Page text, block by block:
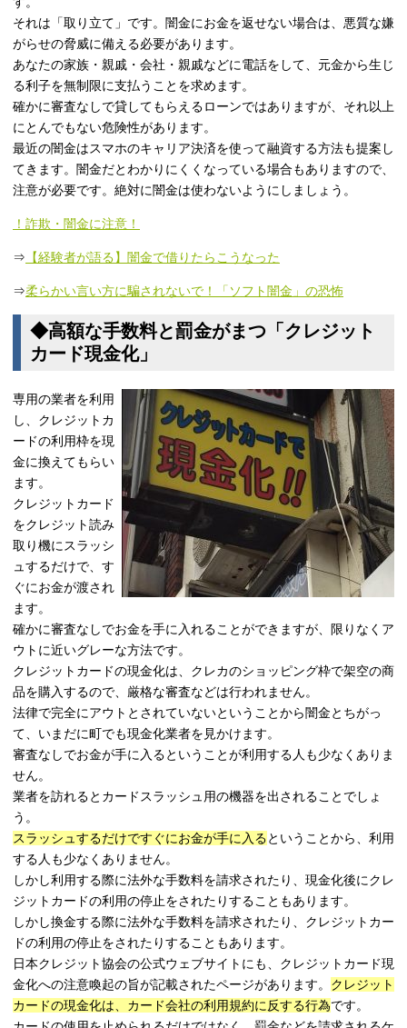
それは「取り立て」です。闇金にお金を返せない場合は、悪質な嫌
がらせの脅威に備える必要があります。
あなたの家族・親戚・会社・親戚などに電話をして、元金から生じ
る利子を無制限に支払うことを求めます。
確かに審査なしで貸してもらえるローンではありますが、それ以上
にとんでもない危険性があります。
最近の闇金はスマホのキャリア決済を使って融資する方法も提案し
てきます。闇金だとわかりにくくなっている場合もありますので、
注意が必要です。 絶対に闇金は使わないようにしましょう。
！詐欺・闇金に注意！
⇒ 【経験者が語る】闇金で借りたらこうなった
⇒柔らかい言い方に騙されないで！「ソフト闇金」の恐怖
◆高額な手数料と罰金がまつ「クレジット
カード現金化」
専用の業者を利用
し、クレジットカ
ードの利用枠を現
金に換えてもらい
ます。
クレジットカード
をクレジット読み
取り機にスラッシ
ュするだけで、す
ぐにお金が渡され
ます。
確かに審査なしでお金を手に入れることができますが、限りなくア
ウトに近いグレーな方法です。
クレジットカードの現金化は、クレカのショッピング枠で架空の商
品を購入するので、厳格な審査などは行われません。
法律で完全にアウトとされていないということから闇金とちがっ
て、いまだに町でも現金化業者を見かけます。
審査なしでお金が手に入るということが利用する人も少なくありま
せん。
業者を訪れるとカードスラッシュ用の機器を出されることでしょ
う。
スラッシュするだけですぐにお金が手に入るということから、利用
する人も少なくありません。
しかし利用する際に法外な手数料を請求されたり、現金化後にクレ
ジットカードの利用の停止をされたりすることもあります。
しかし換金する際に法外な手数料を請求されたり、クレジットカー
ドの利用の停止をされたりすることもあります。
日本クレジット協会の公式ウェブサイトにも、クレジットカード現
金化への注意喚起の旨が記載されたページがあります。 クレジット
カードの現金化は、カード会社の利用規約に反する行為です。